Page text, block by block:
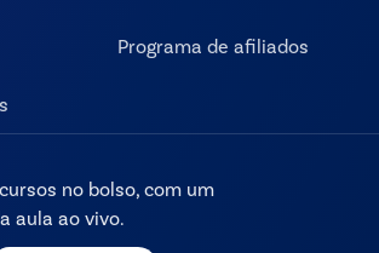
Programa de afiliados
no bolso, com um
aula ao vivo.